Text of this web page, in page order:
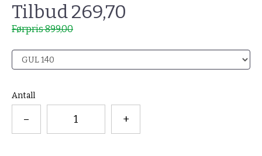
Tilbud 269,70
Førpris 899,00
Antall
– +